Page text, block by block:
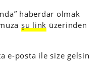
haberdar olmak
şu link üzerinden
e-posta ile size gelsin